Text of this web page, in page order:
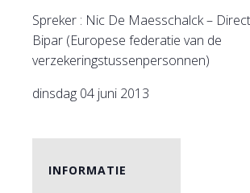
Spreker : Nic De Maesschalck –
Bipar (Europese federatie van de
verzekeringstussenpersonnen)
dinsdag 04 juni 2013
INFORMATIE